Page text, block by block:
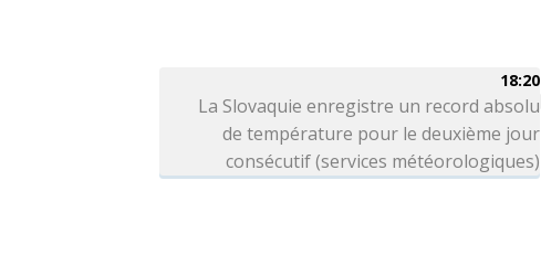
18:20
La Slovaquie enregistre un record absolu
de température pour le deuxième jour
consécutif (services météorologiques)